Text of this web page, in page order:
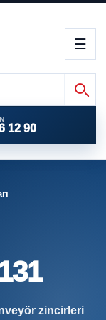
12 90
☰
zincirleri